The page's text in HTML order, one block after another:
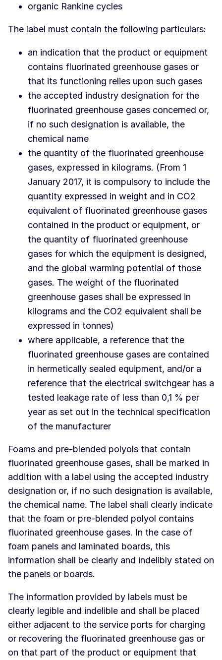
organic Rankine cycles
The label must contain the following particulars:
an indication that the product or equipment
contains fluorinated greenhouse gases or
that its functioning relies upon such gases
the accepted industry designation for the
fluorinated greenhouse gases concerned or,
if no such designation is available, the
chemical name
the quantity of the fluorinated greenhouse
gases, expressed in kilograms. (From 1
January 2017, it is compulsory to include the
quantity expressed in weight and in CO2
equivalent of fluorinated greenhouse gases
contained in the product or equipment, or
the quantity of fluorinated greenhouse
gases for which the equipment is designed,
and the global warming potential of those
gases. The weight of the fluorinated
greenhouse gases shall be expressed in
kilograms and the CO2 equivalent shall be
expressed in tonnes)
where applicable, a reference that the
fluorinated greenhouse gases are contained
in hermetically sealed equipment, and/or a
reference that the electrical switchgear has a
tested leakage rate of less than 0,1 % per
year as set out in the technical specification
of the manufacturer
Foams and pre-blended polyols that contain
fluorinated greenhouse gases, shall be marked in
addition with a label using the accepted industry
designation or, if no such designation is available,
the chemical name. The label shall clearly indicate
that the foam or pre-blended polyol contains
fluorinated greenhouse gases. In the case of
foam panels and laminated boards, this
information shall be clearly and indelibly stated on
the panels or boards.
The information provided by labels must be
clearly legible and indelible and shall be placed
either adjacent to the service ports for charging
or recovering the fluorinated greenhouse gas or
on that part of the product or equipment that